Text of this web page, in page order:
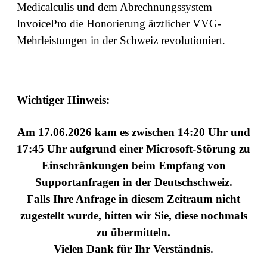
Medicalculis und dem Abrechnungssystem
InvoicePro die Honorierung ärztlicher VVG-
Mehrleistungen in der Schweiz revolutioniert.
Wichtiger Hinweis:
Am 17.06.2026 kam es zwischen 14:20 Uhr und
17:45 Uhr aufgrund einer Microsoft-Störung zu
Einschränkungen beim Empfang von
Supportanfragen in der Deutschschweiz.
Falls Ihre Anfrage in diesem Zeitraum nicht
zugestellt wurde, bitten wir Sie, diese nochmals
zu übermitteln.
Vielen Dank für Ihr Verständnis.